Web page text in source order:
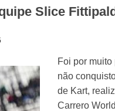
Slice
Foi por
não
de Kart,
Carrero